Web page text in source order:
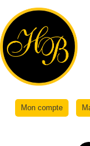
Mon compte